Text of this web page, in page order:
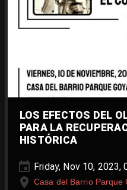
LOS EFECTOS DEL
PARA LA
HISTÓRICA
Friday, Nov 10,
Casa del Barrio Parque